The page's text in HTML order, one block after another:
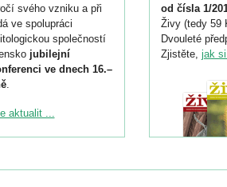
svého vzniku a při
ve spolupráci
společností
jubilejní
ve dnech 16.–
.
ke konferenci
do 6. září.
aktualit ...
od čísla 1/
Živy (tedy 59
Dvouleté
Zjistěte, jak